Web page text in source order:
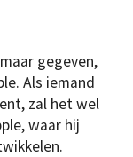
gegeven,
Als iemand
zal het wel
waar hij